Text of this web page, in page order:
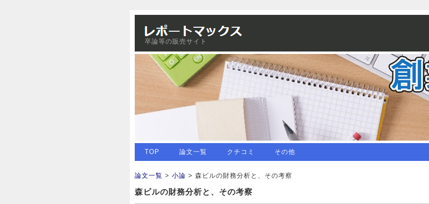
卒論等の販売サイト
TOP 論文一覧 クチコミ その他
論文一覧 > 小論 > 森ビルの財務分析と、その考察
森ビルの財務分析と、その考察